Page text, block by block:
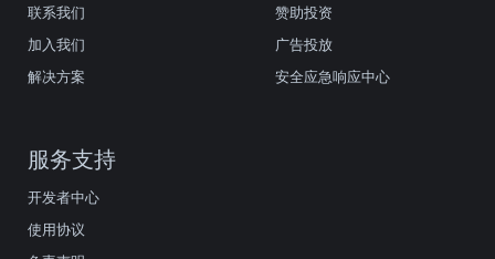
联系我们
加入我们
解决方案
赞助投资
广告投放
安全应急响应中心
服务支持
开发者中心
使用协议